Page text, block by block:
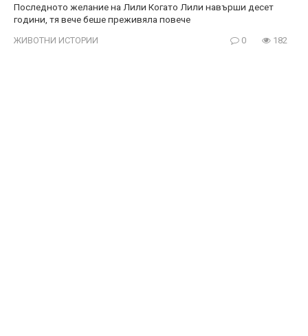
Последното желание на Лили Когато Лили навърши десет
години, тя вече беше преживяла повече
ЖИВОТНИ ИСТОРИИ 0 182